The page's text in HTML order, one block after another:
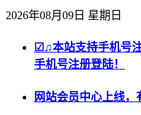
2026年08月09日 星期日
☑♫本站支持手机号
手机号注册登陆！
网站会员中心上线，